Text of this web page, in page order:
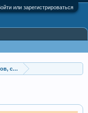
или зарегистрироваться
строительных материалов